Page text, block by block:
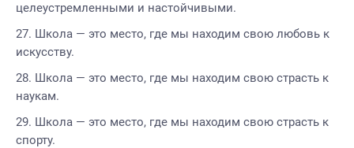
целеустремленными и настойчивыми.
Школа — это место, где мы находим свою любовь к
искусству.
Школа — это место, где мы находим свою страсть к
наукам.
Школа — это место, где мы находим свою страсть к
спорту.